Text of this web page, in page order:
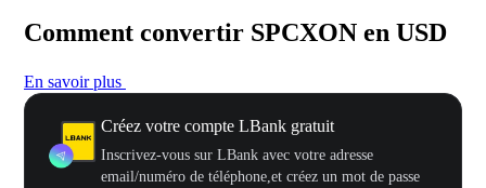
Comment convertir SPCXON en USD
En savoir plus
Créez votre compte LBank gratuit
Inscrivez-vous sur LBank avec votre adresse
email/numéro de téléphone,et créez un mot de passe